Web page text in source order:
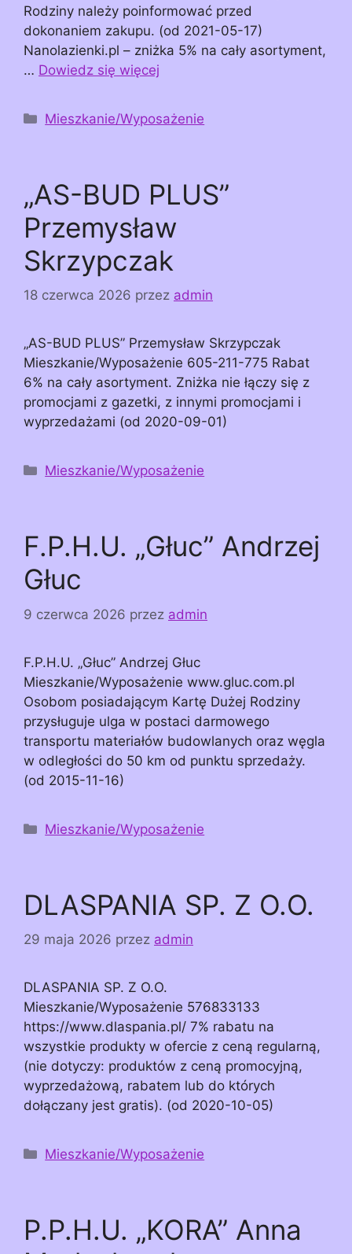
Rodziny należy poinformować przed
dokonaniem zakupu. (od 2021-05-17)
Nanolazienki.pl – zniżka 5% na cały asortyment,
… Dowiedz się więcej
Kategorie
Mieszkanie/Wyposażenie
„AS-BUD PLUS”
Przemysław
Skrzypczak
18 czerwca 2026 przez admin
„AS-BUD PLUS” Przemysław Skrzypczak
Mieszkanie/Wyposażenie 605-211-775 Rabat
6% na cały asortyment. Zniżka nie łączy się z
promocjami z gazetki, z innymi promocjami i
wyprzedażami (od 2020-09-01)
Kategorie
Mieszkanie/Wyposażenie
F.P.H.U. „Głuc” Andrzej
Głuc
9 czerwca 2026 przez admin
F.P.H.U. „Głuc” Andrzej Głuc
Mieszkanie/Wyposażenie www.gluc.com.pl
Osobom posiadającym Kartę Dużej Rodziny
przysługuje ulga w postaci darmowego
transportu materiałów budowlanych oraz węgla
w odległości do 50 km od punktu sprzedaży.
(od 2015-11-16)
Kategorie
Mieszkanie/Wyposażenie
DLASPANIA SP. Z O.O.
29 maja 2026 przez admin
DLASPANIA SP. Z O.O.
Mieszkanie/Wyposażenie 576833133
https://www.dlaspania.pl/ 7% rabatu na
wszystkie produkty w ofercie z ceną regularną,
(nie dotyczy: produktów z ceną promocyjną,
wyprzedażową, rabatem lub do których
dołączany jest gratis). (od 2020-10-05)
Kategorie
Mieszkanie/Wyposażenie
P.P.H.U. „KORA” Anna